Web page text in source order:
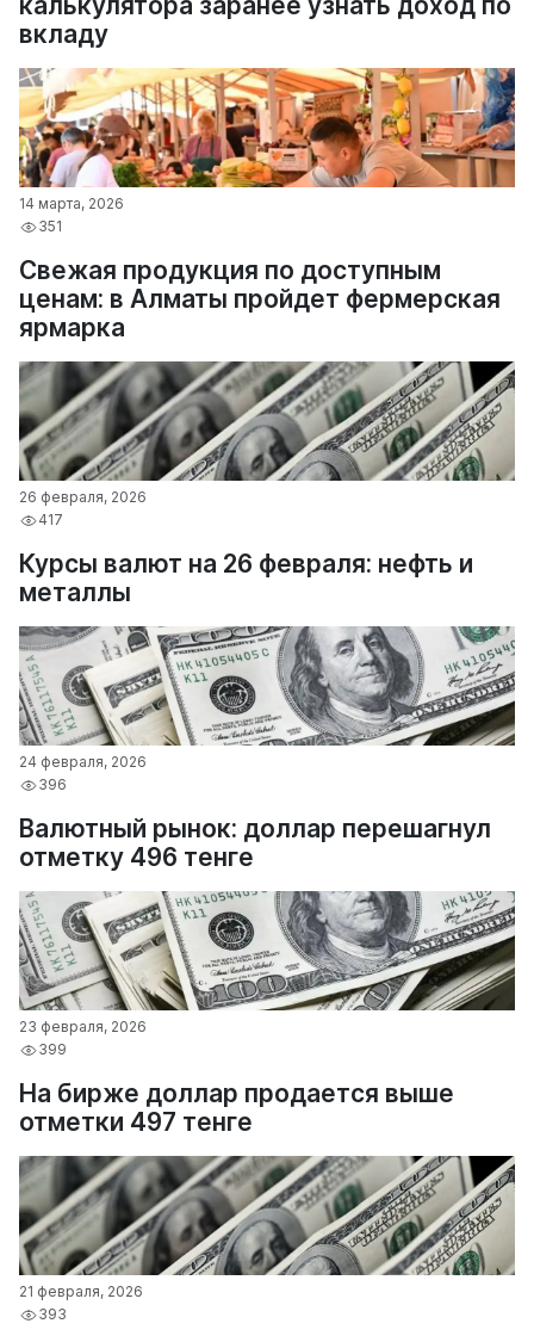
вкладу
14 марта, 2026
351
Свежая продукция по доступным
ценам: в Алматы пройдет фермерская
ярмарка
26 февраля, 2026
417
Курсы валют на 26 февраля: нефть и
металлы
24 февраля, 2026
396
Валютный рынок: доллар перешагнул
отметку 496 тенге
23 февраля, 2026
399
На бирже доллар продается выше
отметки 497 тенге
21 февраля, 2026
393